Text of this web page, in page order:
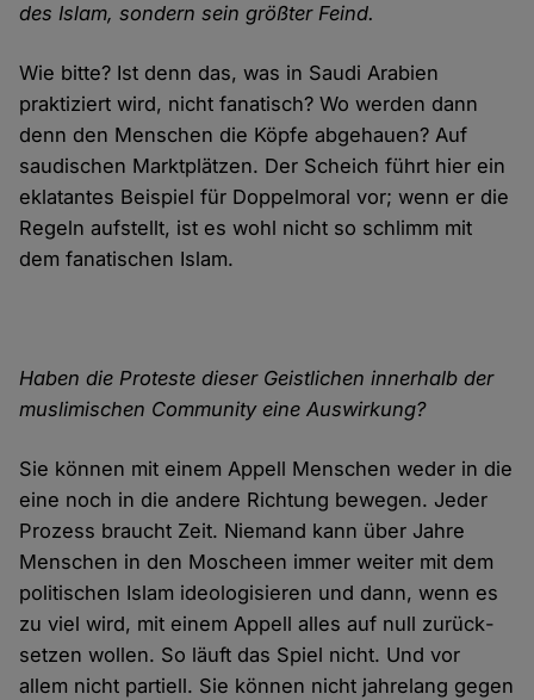
des Islam, sondern sein größter Feind.
Wie bitte? Ist denn das, was in Saudi Arabien
praktiziert wird, nicht fanatisch? Wo werden dann
denn den Menschen die Köpfe abge­hauen? Auf
saudischen Marktplätzen. Der Scheich führt hier ein
eklatantes Beispiel für Doppel­moral vor; wenn er die
Regeln auf­stellt, ist es wohl nicht so schlimm mit
dem fanatischen Islam.
Haben die Proteste dieser Geistlichen innerhalb der
muslimischen Community eine Auswirkung?
Sie können mit einem Appell Menschen weder in die
eine noch in die andere Richtung bewegen. Jeder
Prozess braucht Zeit. Niemand kann über Jahre
Menschen in den Moscheen immer weiter mit dem
politischen Islam ideo­logisieren und dann, wenn es
zu viel wird, mit einem Appell alles auf null zurück­
setzen wollen. So läuft das Spiel nicht. Und vor
allem nicht partiell. Sie können nicht jahre­lang gegen